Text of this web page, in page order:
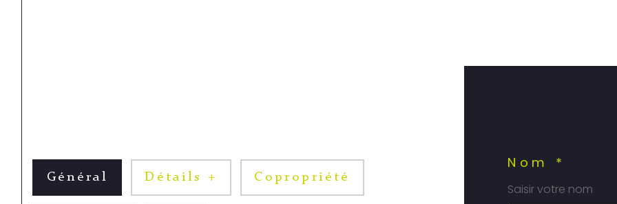
Général Détails + Copropriété
Nom *